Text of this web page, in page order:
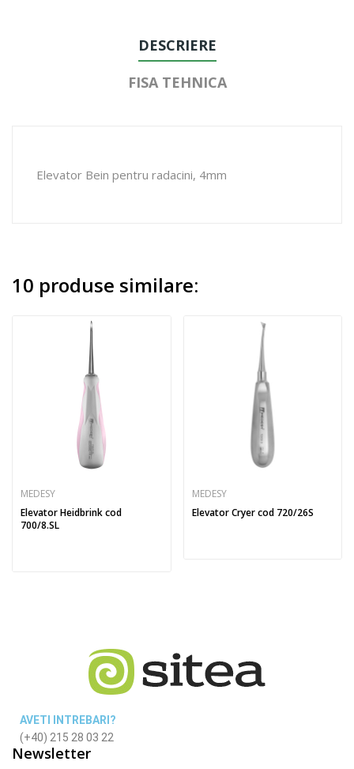
DESCRIERE
FISA TEHNICA
Elevator Bein pentru radacini, 4mm
10 produse similare:
MEDESY
Elevator Heidbrink cod
700/8.SL
MEDESY
Elevator Cryer cod 720/26S
AVETI INTREBARI?
(+40) 215 28 03 22
Newsletter